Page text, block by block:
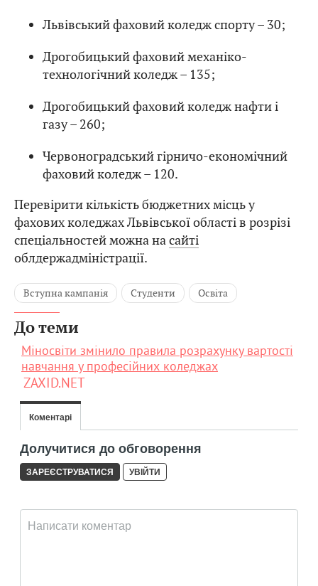
Львівський фаховий коледж спорту – 30;
Дрогобицький фаховий механіко-
технологічний коледж – 135;
Дрогобицький фаховий коледж нафти і
газу – 260;
Червоноградський гірничо-економічний
фаховий коледж – 120.
Перевірити кількість бюджетних місць у
фахових коледжах Львівської області в розрізі
спеціальностей можна насайті
облдержадміністрації.
Вступна кампанія Студенти Освіта
До теми
Міносвіти змінило правила розрахунку вартості
навчання у професійних коледжах
ZAXID.NET